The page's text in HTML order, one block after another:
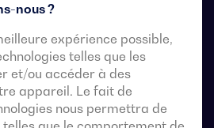
nous ?
expérience possible,
telles que les
et/ou accéder à des
appareil. Le fait de
nous permettra de
commutateur de